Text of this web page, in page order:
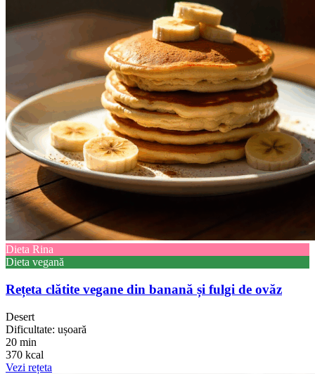
Dieta Rina
Dieta vegană
Rețeta clătite vegane din banană și fulgi de ovăz
Desert
Dificultate: ușoară
20 min
370 kcal
Vezi rețeta